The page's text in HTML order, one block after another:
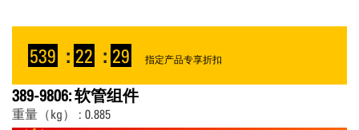
539 : 22 : 29 指定产品专享折扣
389-9806: 软管组件
重量（kg） : 0.885